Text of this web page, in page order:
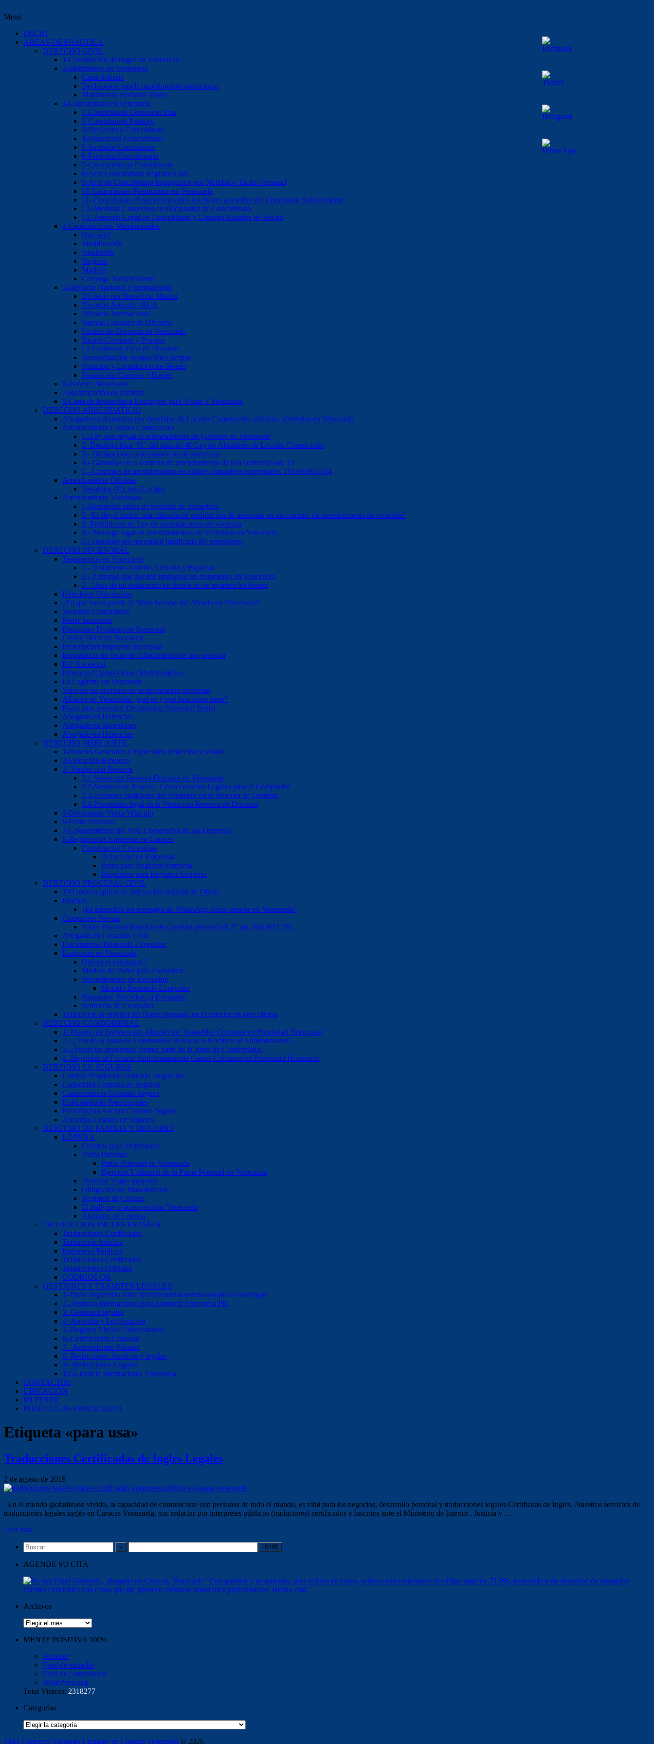
Menú
INICIO
ÁREAS DE PRÁCTICA
DERECHO CIVIL
1-Constitución de hogar en Venezuela
2-Matrimonio en Venezuela
Carta Solteria
Declaración jurada impedimento matrimonio
Matrimonio mediante Poder
3-Concubinato en Venezuela
1-Concubinato Confesion ficta
2-Concubinato Putativo
3-Declarativa Concubinato
4-Disolucion Concubinato
5-Sucesión Concubinos
6-Partición Concubinaria
7-Caracteristicas Concubinato
8-Acta Concubinato Registro Civil
9-Acta de Concubinato Impugacion por Nulidad o Tacha Falsedad
10-Concubinato Postmortem en Venezuela
11.-Concubinato Postmortem todos los bienes a nombre del Concubino Sobreviviente
12.-Medidas Cautelares en Declarativa de Concubinato
13.-Asesoria Legal en Concubinato y Uniones Estables de Hecho
4-Capitulaciones Matrimoniales
Que son?
Modificación
Anulación
Registro
Modelo
Conyuge Sobreviviente
5-Divorcio Nacional e Internacional
Divorcio por Desafecto Marital
Divorcio Articulo 185-A
Divorcio Internacional
Nuevas Causales de Divorcio
Formas de Divorcio en Venezuela
Bienes Comunes y Propios
La Confesion Ficta en Divorcio
Reconciliación Separación Cuerpos
Particion y Liquidacion de Bienes
Separación Cuerpos y Bienes
6-Poderes Notariados
7-Rectificación de Partidas
8-Carta de Invitación a Extranjero para Visitar a Venezuela
DERECHO ARRENDATICIO
Abogado en demandas por desalojos de Locales Comerciales, oficinas, viviendas en Venezuela
Arrendamiento Locales Comerciales
1.-Ley que regula el arrendamiento de galpones en Venezuela
2.-Desalojo letra “G” del artículo 40 Ley de Alquileres de Locales Comerciales
3.- Obligaciones arrendatario local comercial
4.- Garantías en el contrato de arrendamiento de uso comercial art. 19
5.- Contratos de arrendamiento en dólares inmuebles comerciales TSJ 06/06/2024
Arrendamiento Oficinas
Desalojos Oficinas Locales
Arrendamiento Viviendas
1-Denuncias falsas de invasión de inmuebles
2-¿Es ilegal incluir una cláusula de prohibición de mascotas en un contrato de arrendamiento de vivienda?
3- Prohibicion en Ley de arrendamiento de vivienda
4.- Prorroga legal en arrendamientos de Viviendas en Venezuela
5.- Desalojo por necesidad justificada del propietario
DERECHO SUCESORAL
Testamentos en Venezuela
1.- Testamento Abierto, Cerrado y Especial
2.- Personas que pueden impugnar un testamento en Venezuela
3.- Usos de un testamento en donde no se reparten los bienes
Herederos Universales
¿En qué casos puede el Nieto heredar del Abuelo en Venezuela?
Sucesión Concubinos
Poder Sucesoral
Requisitos Declaracion Sucesoral
Cesion Derecho Sucesoral
Prescripcion Impuesto Sucesoral
Importancia de fecha de fallecimiento de una persona
Rif Sucesoral
Herencia Capitulaciones Matrimoniales
La Legitima en Venezuela
Valor de las acciones en la declaración sucesoral
Albacea en Venezuela: ¿qué es y qué funciones tiene?
Plazo para presentar Declaracion Sucesoral Seniat
Abogado en Herencias
Abogado en Sucesiones
Abogado en Herencias
DERECHO MERCANTIL
1-Poderes Generales y Especiales redaccion y visado
2-Ejecución Hipoteca
3- Vender con Reserva
3.1-Venta con Reserva Dominio en Venezuela
3.2-Vender con Reserva: Consecuencias Legales para el Comprador
3.3-Acciones Judiciales del Vendedor en la Reserva de Dominio
3.4-Propietario legal en la Venta con Reserva de Dominio
5-Documento Venta Vehículo
6-Firma Personal
7-Levantamiento del Velo Corporativo de las Empresas
8-Registramos Empresas en Caracas
Constitución Compañias
Actualizacion Empresas
Pasos para Registrar Empresa
Requisitos para Registrar Empresa
DERECHO PROCESAL CIVIL
TSJ ordena aplicar la Indexación Judicial de Oficio
Pruebas
¿Es admisible los mensajes de WhatsApp como prueba en Venezuela?
Cuestiones Previas
Poder Procesal Insuficiente cuestión previa Ord. 3° art. 346 del C.P.C.
Abogado en Casacion Civil
Documentos Demanda Exequátur
Exequatur en Venezuela
Qué es el exequatur ?
Modelo de Poder para Exequátur
Procedimiento de Exequátur
Modelo Demanda Exequátur
Requisitos Procedencia Exequátur
Sentencia de Exequátur
Traduccion al español del Poder otorgado en el exterior en otro Idioma
DERECHO CONDOMINIAL
1.-Manejo de Ingresos por Alquiler de Inmuebles Comunes en Propiedad Horizontal
2.- ¿ Puede la Junta de Condominio Revocar o Nombrar al Administrador?
3.-¿Puede un apoderado formar parte de la Junta de Condominio?
4.-Ilegalidad al Facturar Anticipadamente Gastos Comunes en Propiedad Horizontal
DERECHO EN SEGUROS
Cambio Propietario vehiculo asegurado
Caducidad Contrato de Seguros
Características Contrato Seguro
Enfermedades Preexistentes
Prescripcion Accion Contrato Seguro
Asesorias Legales en Seguros
DERECHO DE FAMILIA Y MENORES
LOPNNA
Curatela para Matrimonio
Patria Potestad
Patria Potestad en Venezuela
Ejercicio Unilateral de la Patria Potestad en Venezuela
Permiso Viajes menores
Obligacion de Manutencion
Regimen de Crianza
El bullying o acoso escolar Venezuela
Abogado en Lopnna
TRADUCCION INGLES ESPAÑOL
Traducciones Certificadas
Traducción Jurídica
Intérpretes Públicos
Traducciones Certificadas
Traducciones Oficiales
CODIGOS QR
GESTIONES Y TRAMITES LEGALES
1-Titulo Supletorio sobre bienhechurias terreno propio o municipal
2.- Permiso internacional para conducir Venezuela PIC
3.-Gestiones legales
4.-Apostilla y Legalización
5.-Registro Títulos Universitarios
6.-Certificacion Consular
7..-Antecedentes Penales
8.-Redacciones Jurídicas y legales
9.- Redacciones Legales
10.-Licencia Internacional Venezuela
CONTACTOS
UBICACIÓN
MI PERFIL
POLÍTICA DE PRIVACIDAD
Etiqueta «para usa»
Traducciones Certificadas de Ingles Legales
2 de agosto de 2019
En el mundo globalizado vivido, la capacidad de comunicarse con personas de todo el mundo, es vital para los negocios, desarrollo personal y traducciones legales Certificdas de Ingles. Nuestros servicios de
traducciones legales inglés en Caracas Venezuela, son redactas por interpretes públicos (traductores) certificados e Inscritos ante el Ministerio de Interior , Justicia y …
Leer más
AGENDE SU CITA
Archivos
Archivos
MENTE POSITIVA 100%
Acceder
Feed de entradas
Feed de comentarios
WordPress.org
Total Visitors: 2318277
Categorías
Categorías
Fidel Gutierrez Abogado Litigante en Caracas Venezuela © 2026